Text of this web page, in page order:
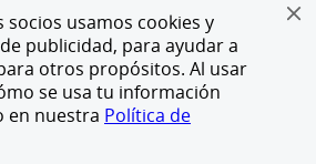
usamos cookies y
publicidad, para ayudar a
otros propósitos. Al usar
se usa tu información
en nuestra Política de